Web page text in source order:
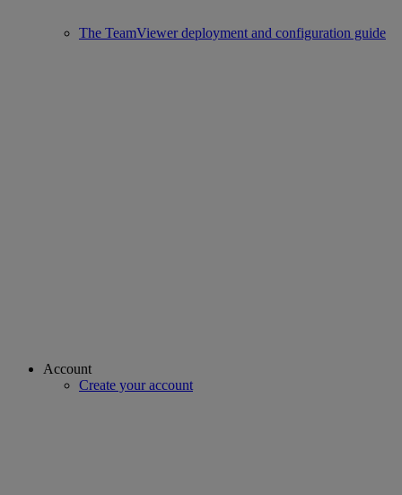
The TeamViewer deployment and configuration guide
Account
Create your account